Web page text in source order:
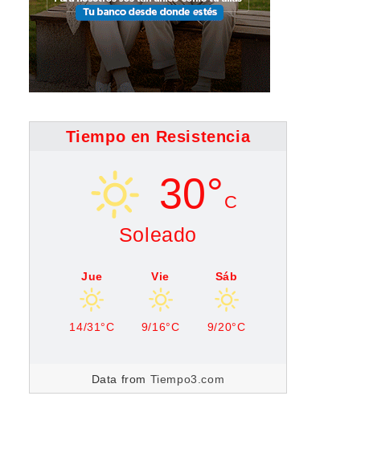
Tiempo en Resistencia
30° C
Soleado
Jue
14/31°C
Vie
9/16°C
Sáb
9/20°C
Data from Tiempo3.com